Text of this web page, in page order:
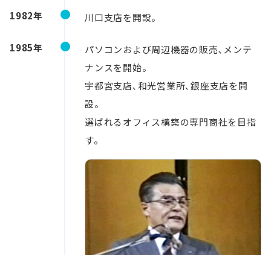
1982年 川口支店を開設。
1985年
パソコンおよび周辺機器の販売､メンテ
ナンスを開始。
宇都宮支店､和光営業所､銀座支店を開
設。
選ばれるオフィス構築の専門商社を目指
す。